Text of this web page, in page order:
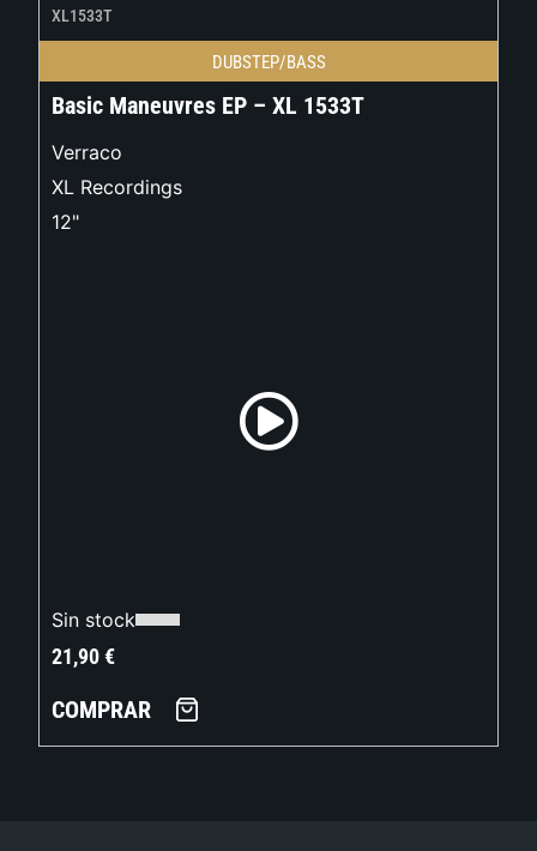
XL1533T
DUBSTEP/BASS
Basic Maneuvres EP – XL 1533T
Verraco
XL Recordings
12"
Sin stock
21,90€
COMPRAR